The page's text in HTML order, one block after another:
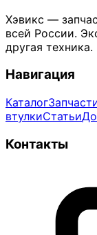
Хэвикс —
всей России.
другая техника.
Навигация
Каталог
втулкиСтатьи
Контакты